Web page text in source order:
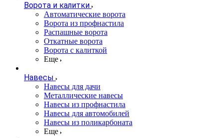
Ворота и калитки
Автоматические ворота
Ворота из профнастила
Распашные ворота
Откатные ворота
Ворота с калиткой
Еще
Навесы
Навесы для дачи
Металлические навесы
Навесы из профнастила
Навесы для автомобилей
Навесы из поликарбоната
Еще